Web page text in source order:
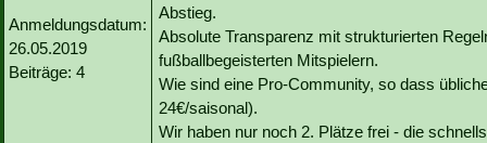
Anmeldungsdatum:
26.05.2019
Beiträge: 4
Abstieg.
Absolute Transparenz mit strukturierten
fußballbegeisterten Mitspielern.
Wie sind eine Pro-Community, so dass
24€/saisonal).
Wir haben nur noch 2. Plätze frei - die